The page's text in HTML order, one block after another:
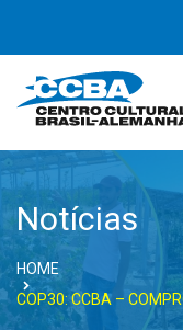
Notícias
HOME
COP30: CCBA –